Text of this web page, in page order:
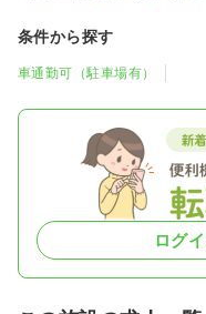
条件から探す
車通勤可（駐車場有）
ログ